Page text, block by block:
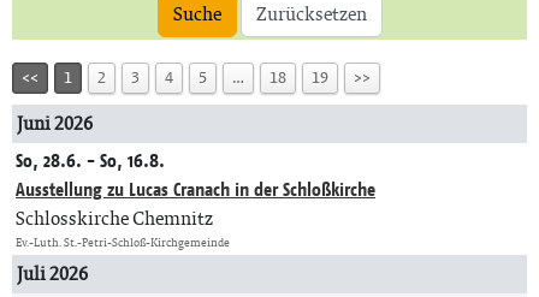
Suche
Zurücksetzen
<< 1 2 3 4 5 … 18 19 >>
Juni 2026
So, 28.6. - So, 16.8.
Ausstellung zu Lucas Cranach in der Schloßkirche
Schlosskirche Chemnitz
Ev.-Luth. St.-Petri-Schloß-Kirchgemeinde
Juli 2026